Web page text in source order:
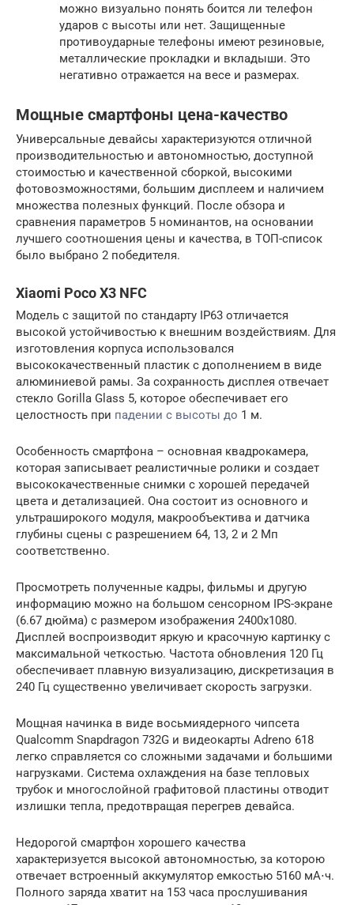
можно визуально понять боится ли телефон
ударов с высоты или нет. Защищенные
противоударные телефоны имеют резиновые,
металлические прокладки и вкладыши. Это
негативно отражается на весе и размерах.
Мощные смартфоны цена-качество
Универсальные девайсы характеризуются отличной
производительностью и автономностью, доступной
стоимостью и качественной сборкой, высокими
фотовозможностями, большим дисплеем и наличием
множества полезных функций. После обзора и
сравнения параметров 5 номинантов, на основании
лучшего соотношения цены и качества, в ТОП-список
было выбрано 2 победителя.
Xiaomi Poco X3 NFC
Модель с защитой по стандарту IP63 отличается
высокой устойчивостью к внешним воздействиям. Для
изготовления корпуса использовался
высококачественный пластик с дополнением в виде
алюминиевой рамы. За сохранность дисплея отвечает
стекло Gorilla Glass 5, которое обеспечивает его
целостность при падении с высоты до 1 м.
Особенность смартфона – основная квадрокамера,
которая записывает реалистичные ролики и создает
высококачественные снимки с хорошей передачей
цвета и детализацией. Она состоит из основного и
ультраширокого модуля, макрообъектива и датчика
глубины сцены с разрешением 64, 13, 2 и 2 Мп
соответственно.
Просмотреть полученные кадры, фильмы и другую
информацию можно на большом сенсорном IPS-экране
(6.67 дюйма) с размером изображения 2400х1080.
Дисплей воспроизводит яркую и красочную картинку с
максимальной четкостью. Частота обновления 120 Гц
обеспечивает плавную визуализацию, дискретизация в
240 Гц существенно увеличивает скорость загрузки.
Мощная начинка в виде восьмиядерного чипсета
Qualcomm Snapdragon 732G и видеокарты Adreno 618
легко справляется со сложными задачами и большими
нагрузками. Система охлаждения на базе тепловых
трубок и многослойной графитовой пластины отводит
излишки тепла, предотвращая перегрев девайса.
Недорогой смартфон хорошего качества
характеризуется высокой автономностью, за которою
отвечает встроенный аккумулятор емкостью 5160 мА⋅ч.
Полного заряда хватит на 153 часа прослушивания